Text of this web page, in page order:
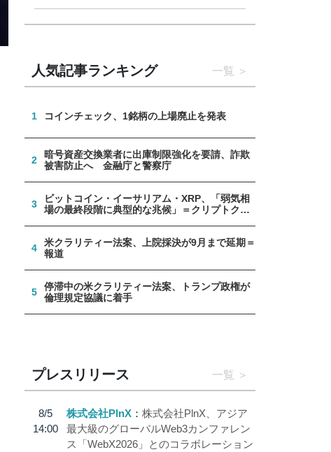
人気記事ランキング 一覧
1 コインチェック、1銘柄の上場廃止を発表
2
暗号資産交換業者に出庫制限強化を要請、詐欺
被害防止へ 金融庁と警察庁
3
ビットコイン・イーサリアム・XRP、「弱気相
場の最終段階に典型的な兆候」＝クリプトクア
4
米クラリティー法案、上院採決が9月まで延期＝
報道
5
停滞中の米クラリティー法案、トランプ政権が
倫理規定協議に着手
プレスリリース 一覧
8/5
14:00
株式会社PlnX
株式会社PlnX、アジア
最大級のグローバルWeb3カンファレン
ス「WebX2026」とのコラボレーション